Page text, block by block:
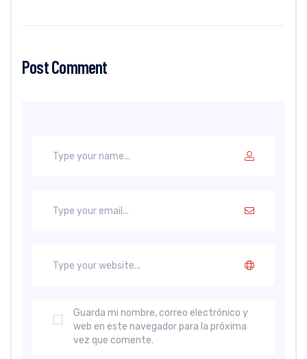
Post Comment
Guarda mi nombre, correo electrónico y
web en este navegador para la próxima
vez que comente.